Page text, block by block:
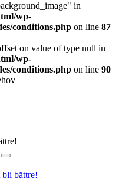
in
wp-
conditions.php on line 87
on value of type null in
wp-
conditions.php on line 90
bli bättre!